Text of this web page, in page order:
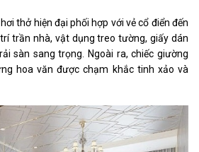
thở hiện đại phối hợp với vẻ cổ điển đến
trần nhà, vật dụng treo tường, giấy dán
sàn sang trọng. Ngoài ra, chiếc giường
hoa văn được chạm khắc tinh xảo và